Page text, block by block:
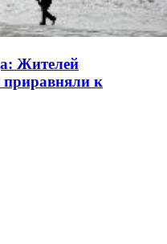
Жителей
приравняли к